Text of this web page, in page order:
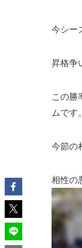
今シー
昇格争
この勝
ムです
今節の
相性の